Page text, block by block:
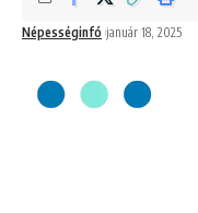
Népességinfó január 18, 2025